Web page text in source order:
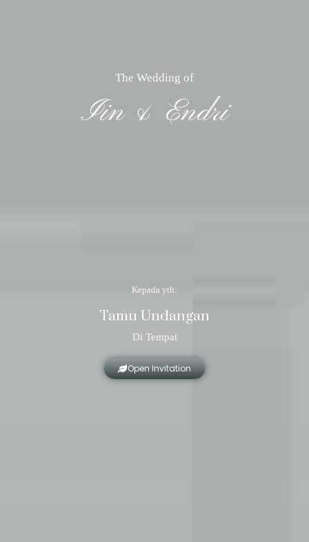
The Wedding of
Iin & Endri
Kepada yth:
Tamu Undangan
Di Tempat
Open Invitation